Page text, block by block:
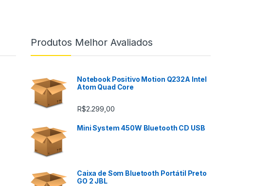
Produtos Melhor Avaliados
Notebook Positivo Motion Q232A Intel
Atom Quad Core
R$2.299,00
Mini System 450W Bluetooth CD USB
Caixa de Som Bluetooth Portátil Preto
GO 2 JBL